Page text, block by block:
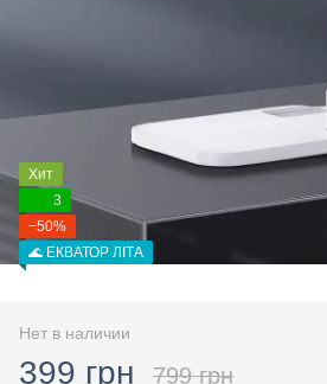
Хит
3
−50%
🌊 ЕКВАТОР ЛІТА
Нет в наличии
399 грн 799 грн